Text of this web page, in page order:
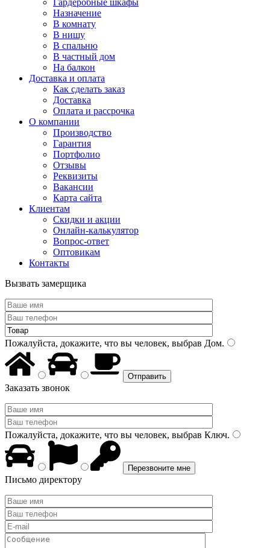
Гардеробные шкафы
Назначение
В комнату
В нишу
В спальню
В частный дом
На балкон
Доставка и оплата
Как сделать заказ
Доставка
Оплата и рассрочка
О компании
Производство
Гарантия
Портфолио
Отзывы
Реквизиты
Вакансии
Карта сайта
Клиентам
Скидки и акции
Онлайн-калькулятор
Вопрос-ответ
Оптовикам
Контакты
Вызвать замерщика
Пожалуйста, докажите, что вы человек, выбрав Дом.
Заказать звонок
Пожалуйста, докажите, что вы человек, выбрав Ключ.
Письмо директору